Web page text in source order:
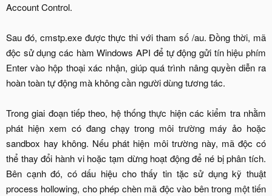
Account Control.
Sau đó, cmstp.exe được thực thi với tham số /au. Đồng thời, mã
độc sử dụng các hàm Windows API để tự động gửi tín hiệu phím
Enter vào hộp thoại xác nhận, giúp quá trình nâng quyền diễn ra
hoàn toàn tự động mà không cần người dùng tương tác.
Trong giai đoạn tiếp theo, hệ thống thực hiện các kiểm tra nhằm
phát hiện xem có đang chạy trong môi trường máy ảo hoặc
sandbox hay không. Nếu phát hiện môi trường này, mã độc có
thể thay đổi hành vi hoặc tạm dừng hoạt động để né bị phân tích.
Bên cạnh đó, có dấu hiệu cho thấy tin tặc sử dụng kỹ thuật
process hollowing, cho phép chèn mã độc vào bên trong một tiến